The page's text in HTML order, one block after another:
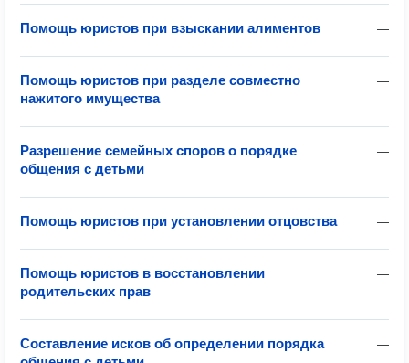
—
Помощь юристов при взыскании алиментов
—
Помощь юристов при разделе совместно
нажитого имущества
—
Разрешение семейных споров о порядке
общения с детьми
—
Помощь юристов при установлении отцовства
—
Помощь юристов в восстановлении
родительских прав
—
Составление исков об определении порядка